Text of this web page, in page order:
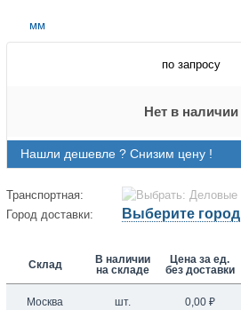
по запросу
Нет в наличии
Нашли дешевле ? Снизим цену !
Транспортная:
Город доставки:
Выберите город
Склад
В наличии
на складе
Цена за ед.
без доставки
Москва шт. 0,00 ₽